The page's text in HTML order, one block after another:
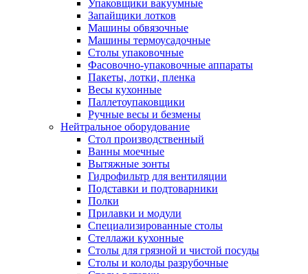
Упаковщики вакуумные
Запайщики лотков
Машины обвязочные
Машины термоусадочные
Столы упаковочные
Фасовочно-упаковочные аппараты
Пакеты, лотки, пленка
Весы кухонные
Паллетоупаковщики
Ручные весы и безмены
Нейтральное оборудование
Cтол производственный
Ванны моечные
Вытяжные зонты
Гидрофильтр для вентиляции
Подставки и подтоварники
Полки
Прилавки и модули
Специализированные столы
Стеллажи кухонные
Столы для грязной и чистой посуды
Столы и колоды разрубочные